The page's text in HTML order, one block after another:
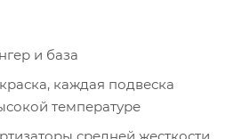
и база
температуре